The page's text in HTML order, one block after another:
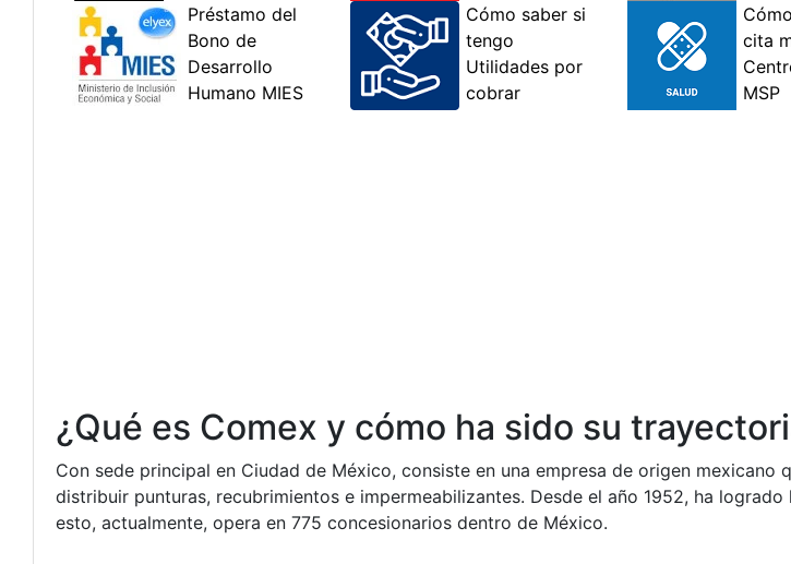
¿Qué es Comex y cómo ha sido su
Con sede principal en Ciudad de México, consiste en una empresa de origen mexicano
distribuir punturas, recubrimientos e impermeabilizantes. Desde el año 1952, ha
esto, actualmente, opera en 775 concesionarios dentro de México.